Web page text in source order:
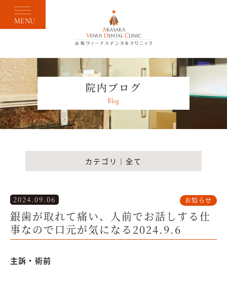
MENU
院内ブログ
Blog
カテゴリ｜全て
2024.09.06
銀歯が取れて痛い、人前でお話しする仕
事なので口元が気になる2024.9.6
お知らせ
主訴・術前